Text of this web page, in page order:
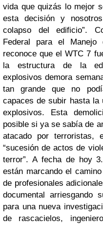
vida que quizás lo mejor
esta decisión y
colapso del edificio”.
Federal para el Manejo
reconoce que el WTC 7
la estructura de la
explosivos demora
tan grande que no
capaces de subir hasta la
explosivos. Esta
posible si ya se sabía de
atacado por terroristas,
“sucesión de actos de
terror”. A fecha de hoy
están marcando el
de profesionales
documental arriesgando
para una nueva
de rascacielos,